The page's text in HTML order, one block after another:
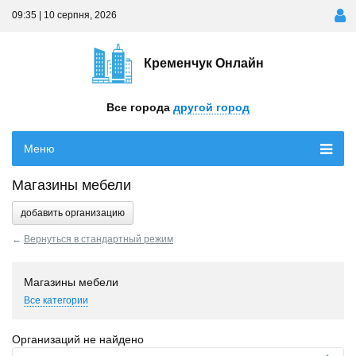
09:35 | 10 серпня, 2026
Кременчук Онлайн
Все города другой город
Меню
Магазины мебели
добавить организацию
← Вернуться в стандартный режим
Магазины мебели
Все категории
Организаций не найдено